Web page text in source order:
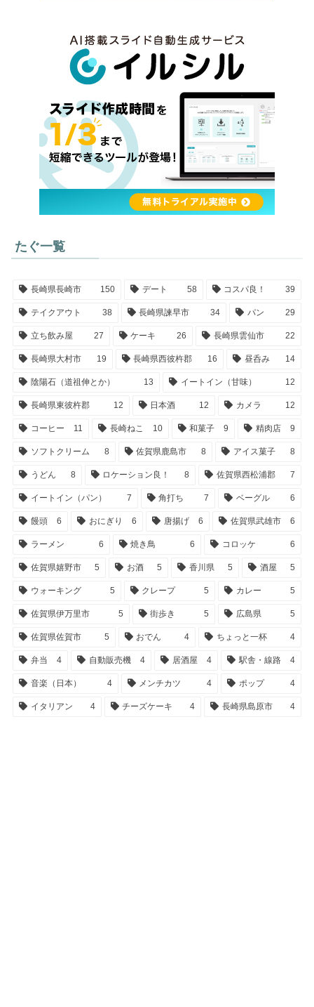
たぐ一覧
長崎県長崎市 150 デート 58 コスパ良！ 39
テイクアウト 38 長崎県諫早市 34 パン 29
立ち飲み屋 27 ケーキ 26 長崎県雲仙市 22
長崎県大村市 19 長崎県西彼杵郡 16 昼呑み 14
陰陽石（道祖伸とか） 13 イートイン（甘味） 12
長崎県東彼杵郡 12 日本酒 12 カメラ 12
コーヒー 11 長崎ねこ 10 和菓子 9 精肉店 9
ソフトクリーム 8 佐賀県鹿島市 8 アイス菓子 8
うどん 8 ロケーション良！ 8 佐賀県西松浦郡 7
イートイン（パン） 7 角打ち 7 ベーグル 6
饅頭 6 おにぎり 6 唐揚げ 6 佐賀県武雄市 6
ラーメン 6 焼き鳥 6 コロッケ 6
佐賀県嬉野市 5 お酒 5 香川県 5 酒屋 5
ウォーキング 5 クレープ 5 カレー 5
佐賀県伊万里市 5 街歩き 5 広島県 5
佐賀県佐賀市 5 おでん 4 ちょっと一杯 4
弁当 4 自動販売機 4 居酒屋 4 駅舎・線路 4
音楽（日本） 4 メンチカツ 4 ポップ 4
イタリアン 4 チーズケーキ 4 長崎県島原市 4